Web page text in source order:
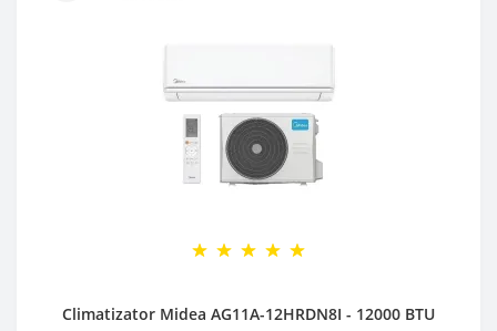
Climatizator Midea AG11A-12HRDN8I - 12000 BTU